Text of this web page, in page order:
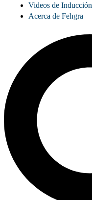
Videos de Inducción
Acerca de Fehgra